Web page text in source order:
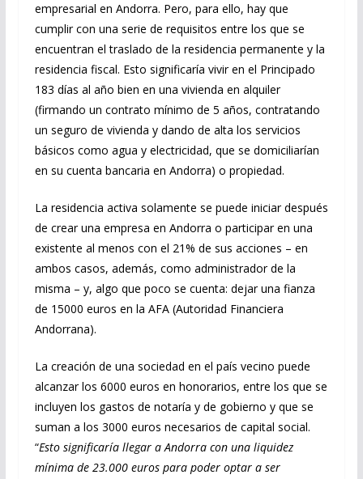
empresarial en Andorra. Pero, para ello, hay que
cumplir con una serie de requisitos entre los que se
encuentran el traslado de la residencia permanente y la
residencia fiscal. Esto significaría vivir en el Principado
183 días al año bien en una vivienda en alquiler
(firmando un contrato mínimo de 5 años, contratando
un seguro de vivienda y dando de alta los servicios
básicos como agua y electricidad, que se domiciliarían
en su cuenta bancaria en Andorra) o propiedad.
La residencia activa solamente se puede iniciar después
de crear una empresa en Andorra o participar en una
existente al menos con el 21% de sus acciones – en
ambos casos, además, como administrador de la
misma – y, algo que poco se cuenta: dejar una fianza
de 15000 euros en la AFA (Autoridad Financiera
Andorrana).
La creación de una sociedad en el país vecino puede
alcanzar los 6000 euros en honorarios, entre los que se
incluyen los gastos de notaría y de gobierno y que se
suman a los 3000 euros necesarios de capital social.
“Esto significaría llegar a Andorra con una liquidez
mínima de 23.000 euros para poder optar a ser